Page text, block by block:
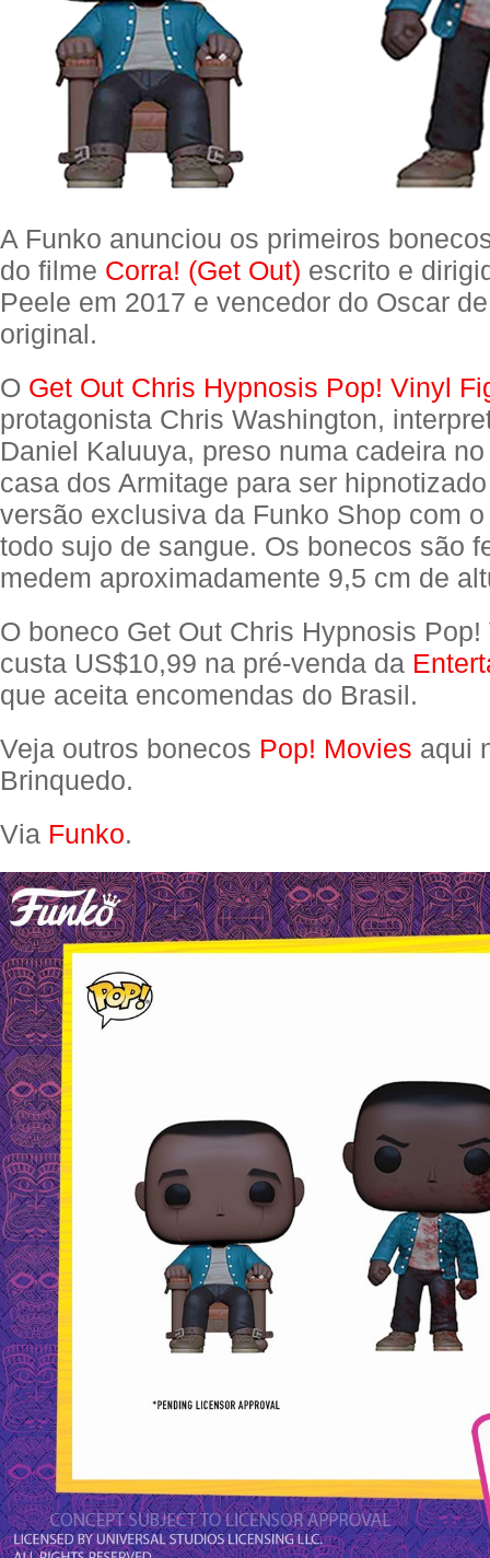
A Funko anunciou os primeiros
do filme Corra! (Get Out) escrito e
Peele em 2017 e vencedor do Oscar
original.
O Get Out Chris Hypnosis Pop! Vinyl
protagonista Chris Washington,
Daniel Kaluuya, preso numa cadeira
casa dos Armitage para ser
versão exclusiva da Funko Shop com
todo sujo de sangue. Os bonecos são
medem aproximadamente 9,5 cm de
O boneco Get Out Chris Hypnosis
custa US$10,99 na pré-venda da
que aceita encomendas do Brasil.
Veja outros bonecos Pop! Movies aqui
Brinquedo.
Via Funko.